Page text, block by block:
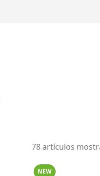
78 artículos
NEW